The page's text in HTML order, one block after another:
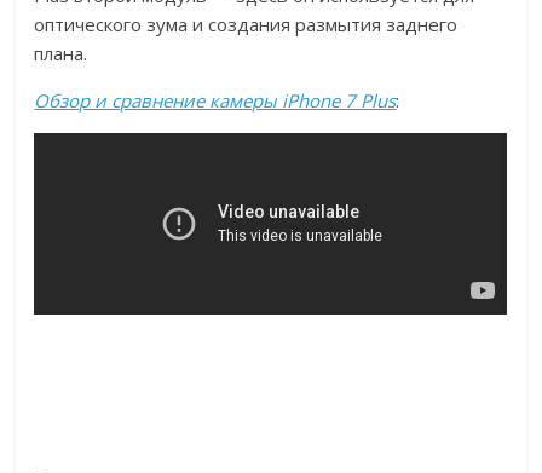
оптического зума и создания размытия заднего
плана.
Обзор и сравнение камеры iPhone 7 Plus: